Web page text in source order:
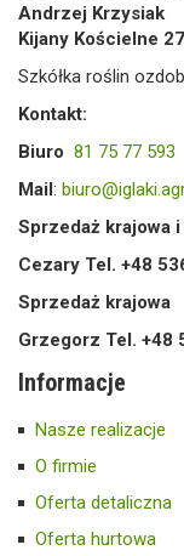
Andrzej Krzysiak
Kijany Kościelne
Szkółka roślin
Kontakt:
Biuro 81 75 77 593
Mail:
Sprzedaż krajowa
Cezary Tel. +48
Sprzedaż krajowa
Grzegorz Tel. +48
Informacje
Nasze realizacje
O firmie
Oferta detaliczna
Oferta hurtowa